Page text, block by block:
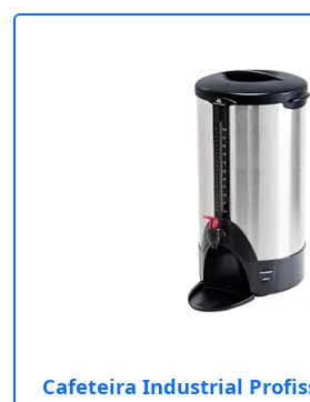
Cafeteira Industrial